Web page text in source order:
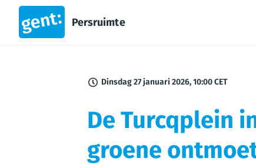
Persruimte
Dinsdag 27 januari 2026, 10:00 CET
De Turcqplein
groene